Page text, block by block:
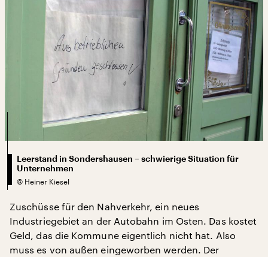
Leerstand in Sondershausen – schwierige Situation für
Unternehmen
© Heiner Kiesel
Zuschüsse für den Nahverkehr, ein neues
Industriegebiet an der Autobahn im Osten. Das kostet
Geld, das die Kommune eigentlich nicht hat. Also
muss es von außen eingeworben werden. Der